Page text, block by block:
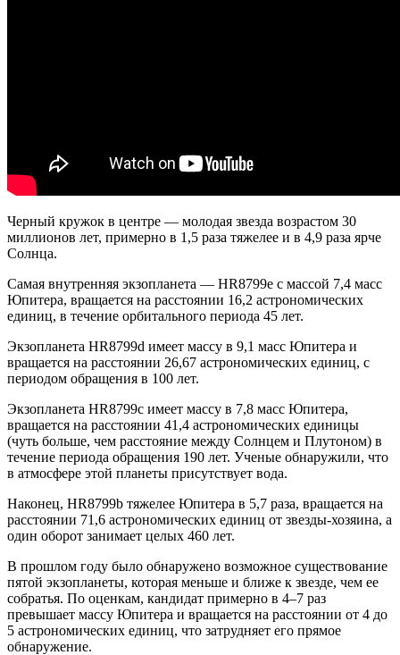
Черный кружок в центре — молодая звезда возрастом 30
миллионов лет, примерно в 1,5 раза тяжелее и в 4,9 раза ярче
Солнца.
Самая внутренняя экзопланета — HR8799e с массой 7,4 масс
Юпитера, вращается на расстоянии 16,2 астрономических
единиц, в течение орбитального периода 45 лет.
Экзопланета HR8799d имеет массу в 9,1 масс Юпитера и
вращается на расстоянии 26,67 астрономических единиц, с
периодом обращения в 100 лет.
Экзопланета HR8799c имеет массу в 7,8 масс Юпитера,
вращается на расстоянии 41,4 астрономических единицы
(чуть больше, чем расстояние между Солнцем и Плутоном) в
течение периода обращения 190 лет. Ученые обнаружили, что
в атмосфере этой планеты присутствует вода.
Наконец, HR8799b тяжелее Юпитера в 5,7 раза, вращается на
расстоянии 71,6 астрономических единиц от звезды-хозяина, а
один оборот занимает целых 460 лет.
В прошлом году было обнаружено возможное существование
пятой экзопланеты, которая меньше и ближе к звезде, чем ее
собратья. По оценкам, кандидат примерно в 4–7 раз
превышает массу Юпитера и вращается на расстоянии от 4 до
5 астрономических единиц, что затрудняет его прямое
обнаружение.